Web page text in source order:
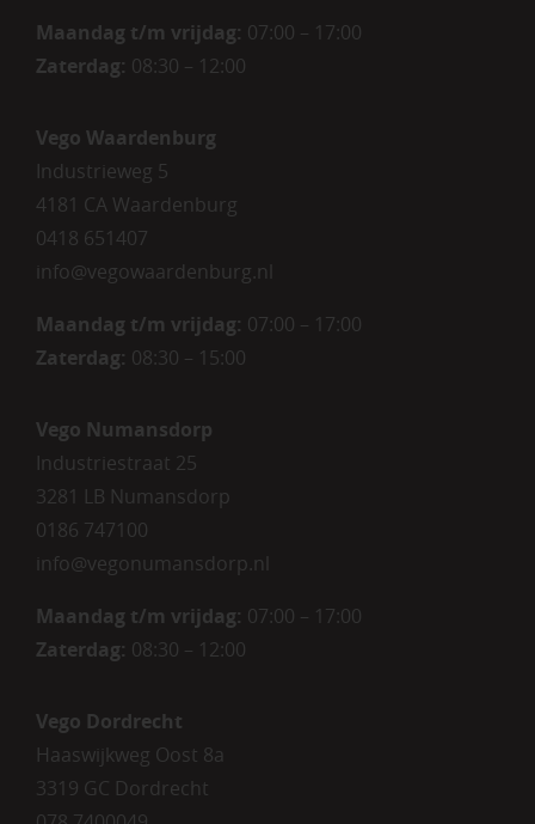
Maandag t/m vrijdag: 07:00 – 17:00
Zaterdag: 08:30 – 12:00
Vego Waardenburg
Industrieweg 5
4181 CA Waardenburg
0418 651407
info@vegowaardenburg.nl
Maandag t/m vrijdag: 07:00 – 17:00
Zaterdag: 08:30 – 15:00
Vego Numansdorp
Industriestraat 25
3281 LB Numansdorp
0186 747100
info@vegonumansdorp.nl
Maandag t/m vrijdag: 07:00 – 17:00
Zaterdag: 08:30 – 12:00
Vego Dordrecht
Haaswijkweg Oost 8a
3319 GC Dordrecht